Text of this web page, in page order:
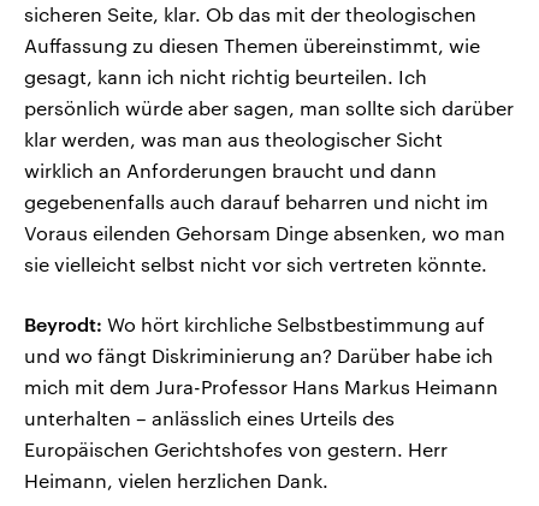
sicheren Seite, klar. Ob das mit der theologischen
Auffassung zu diesen Themen übereinstimmt, wie
gesagt, kann ich nicht richtig beurteilen. Ich
persönlich würde aber sagen, man sollte sich darüber
klar werden, was man aus theologischer Sicht
wirklich an Anforderungen braucht und dann
gegebenenfalls auch darauf beharren und nicht im
Voraus eilenden Gehorsam Dinge absenken, wo man
sie vielleicht selbst nicht vor sich vertreten könnte.
Beyrodt: Wo hört kirchliche Selbstbestimmung auf
und wo fängt Diskriminierung an? Darüber habe ich
mich mit dem Jura-Professor Hans Markus Heimann
unterhalten – anlässlich eines Urteils des
Europäischen Gerichtshofes von gestern. Herr
Heimann, vielen herzlichen Dank.